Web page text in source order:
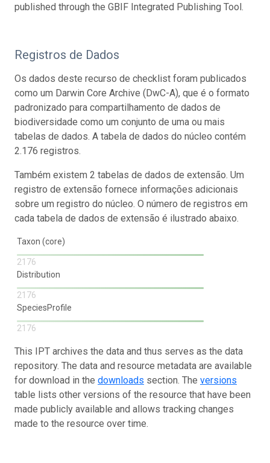
published through the GBIF Integrated Publishing Tool.
Registros de Dados
Os dados deste recurso de checklist foram publicados
como um Darwin Core Archive (DwC-A), que é o formato
padronizado para compartilhamento de dados de
biodiversidade como um conjunto de uma ou mais
tabelas de dados. A tabela de dados do núcleo contém
2.176 registros.
Também existem 2 tabelas de dados de extensão. Um
registro de extensão fornece informações adicionais
sobre um registro do núcleo. O número de registros em
cada tabela de dados de extensão é ilustrado abaixo.
Taxon (core)
2176
Distribution
2176
SpeciesProfile
2176
This IPT archives the data and thus serves as the data
repository. The data and resource metadata are available
for download in the downloads section. The versions
table lists other versions of the resource that have been
made publicly available and allows tracking changes
made to the resource over time.